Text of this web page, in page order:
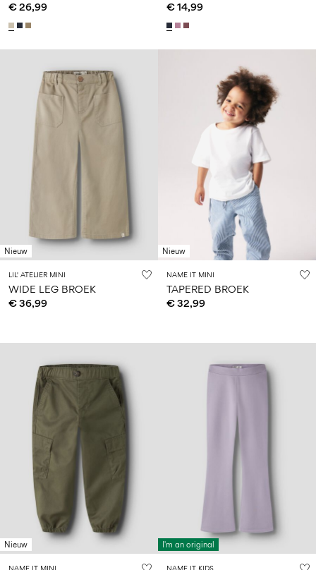
€ 26,99
€ 14,99
Nieuw
LIL' ATELIER MINI
WIDE LEG BROEK
€ 36,99
Nieuw
NAME IT MINI
TAPERED BROEK
€ 32,99
Nieuw
NAME IT MINI
I'm an original
NAME IT KIDS